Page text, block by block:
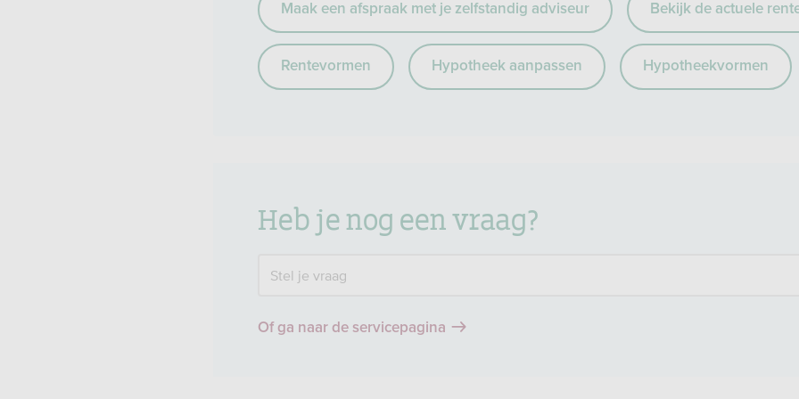
Maak een afspraak met je zelfstandig adviseur Bekijk de actuele
Rentevormen Hypotheek aanpassen Hypotheekvormen
Heb je nog een vraag?
Stel je vraag
Of ga naar de servicepagina